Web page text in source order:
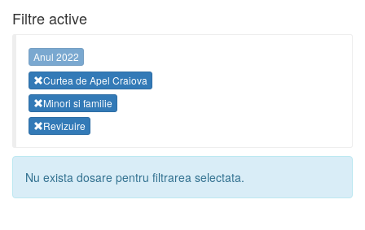
Filtre active
Anul 2022
Curtea de Apel Craiova
Minori si familie
Revizuire
Nu exista dosare pentru filtrarea selectata.